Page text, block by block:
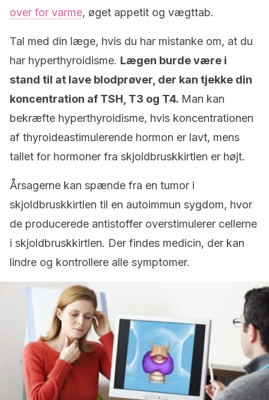
over for varme, øget appetit og vægttab.
Tal med din læge, hvis du har mistanke om, at du
har hyperthyroidisme. Lægen burde være i
stand til at lave blodprøver, der kan tjekke din
koncentration af TSH, T3 og T4. Man kan
bekræfte hyperthyroidisme, hvis koncentrationen
af thyroideastimulerende hormon er lavt, mens
tallet for hormoner fra skjoldbruskkirtlen er højt.
Årsagerne kan spænde fra en tumor i
skjoldbruskkirtlen til en autoimmun sygdom, hvor
de producerede antistoffer overstimulerer cellerne
i skjoldbruskkirtlen. Der findes medicin, der kan
lindre og kontrollere alle symptomer.